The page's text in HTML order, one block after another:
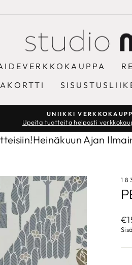
Keskeytä
diaesitys
UNIIKKI
Upeita tuotteita helposti
Heinäkuun Ajan Ilmainen